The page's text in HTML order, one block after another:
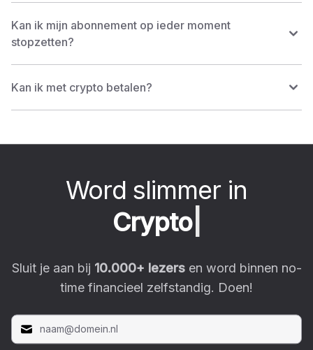
Kan ik mijn abonnement op ieder moment
stopzetten?
Kan ik met crypto betalen?
Word slimmer in
Crypto
Sluit je aan bij 10.000+ lezersen word binnen no-
time financieel zelfstandig. Doen!